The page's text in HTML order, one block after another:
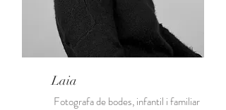
Laia
Fotografa de bodes, infantil i familiar